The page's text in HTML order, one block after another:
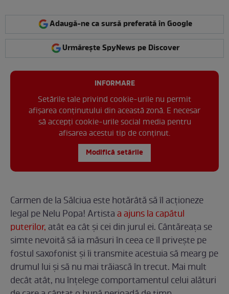
Adaugă-ne ca sursă preferată în Google
Urmărește SpyNews pe Discover
INFORMARE
Setările tale privind cookie-urile nu permit
afișarea conținutului din această zonă. E necesar
să accepți cookie-urile social media pentru
afisarea acestui tip de conținut.
Modifică setările
Carmen de la Sălciua este hotărâtă să îl acționeze
legal pe Nelu Popa! Artistaa ajuns la capătul
puterilor,atât ea cât și cei din jurul ei. Cântăreața se
simte nevoită să ia măsuri în ceea ce îl privește pe
fostul saxofonist și îi transmite acestuia să mearg pe
drumul lui și să nu mai trăiască în trecut. Mai mult
decât atât, nu înțelege comportamentul celui alături